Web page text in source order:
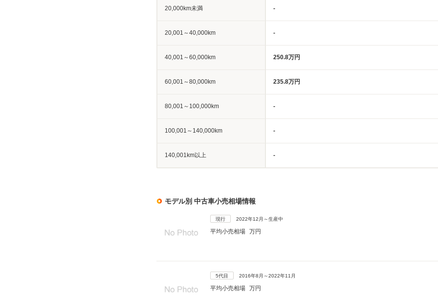
20,000km未満 -
20,001～40,000km -
40,001～60,000km 250.8万円
60,001～80,000km 235.8万円
80,001～100,000km -
100,001～140,000km -
140,001km以上 -
モデル別 中古車小売相場情報
現行 2022年12月～生産中
平均小売相場 万円
5代目 2016年8月～2022年11月
平均小売相場 万円